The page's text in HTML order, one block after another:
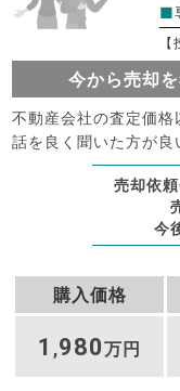
■
今から売却
不動産会社の査定価
話を良く聞いた方が良
売却依
今
購入価格
1 ,980万円